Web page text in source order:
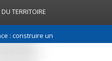
TERRITOIRE
construire une relation de